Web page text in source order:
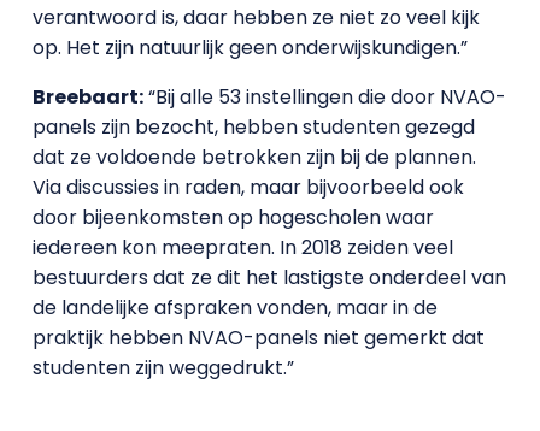
verantwoord is, daar hebben ze niet zo veel kijk
op. Het zijn natuurlijk geen onderwijskundigen.”
Breebaart:“Bij alle 53 instellingen die door NVAO-
panels zijn bezocht, hebben studenten gezegd
dat ze voldoende betrokken zijn bij de plannen.
Via discussies in raden, maar bijvoorbeeld ook
door bijeenkomsten op hogescholen waar
iedereen kon meepraten. In 2018 zeiden veel
bestuurders dat ze dit het lastigste onderdeel van
de landelijke afspraken vonden, maar in de
praktijk hebben NVAO-panels niet gemerkt dat
studenten zijn weggedrukt.”